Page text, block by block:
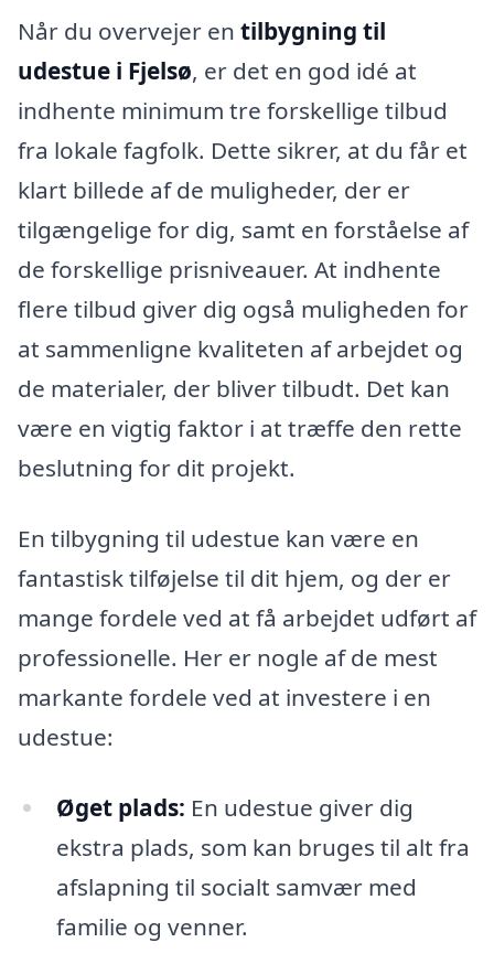
Når du overvejer en tilbygning til
udestue i Fjelsø, er det en god idé at
indhente minimum tre forskellige tilbud
fra lokale fagfolk. Dette sikrer, at du får et
klart billede af de muligheder, der er
tilgængelige for dig, samt en forståelse af
de forskellige prisniveauer. At indhente
flere tilbud giver dig også muligheden for
at sammenligne kvaliteten af arbejdet og
de materialer, der bliver tilbudt. Det kan
være en vigtig faktor i at træffe den rette
beslutning for dit projekt.
En tilbygning til udestue kan være en
fantastisk tilføjelse til dit hjem, og der er
mange fordele ved at få arbejdet udført af
professionelle. Her er nogle af de mest
markante fordele ved at investere i en
udestue:
Øget plads: En udestue giver dig
ekstra plads, som kan bruges til alt fra
afslapning til socialt samvær med
familie og venner.